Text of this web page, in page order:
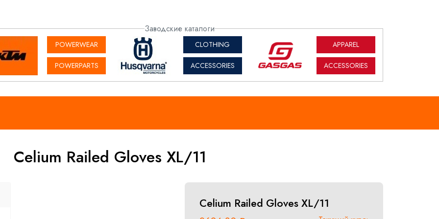
Заводские каталоги
POWERWEAR
POWERPARTS
CLOTHING
ACCESSORIES
APPAREL
ACCESSORIES
Celium Railed Gloves XL/11
Celium Railed Gloves XL/11